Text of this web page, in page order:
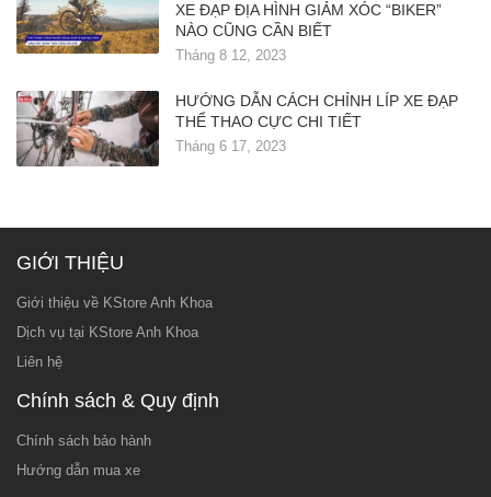
XE ĐẠP ĐỊA HÌNH GIẢM XÓC “BIKER”
NÀO CŨNG CẦN BIẾT
Tháng 8 12, 2023
HƯỚNG DẪN CÁCH CHỈNH LÍP XE ĐẠP
THỂ THAO CỰC CHI TIẾT
Tháng 6 17, 2023
GIỚI THIỆU
Giới thiệu về KStore Anh Khoa
Dịch vụ tại KStore Anh Khoa
Liên hệ
Chính sách & Quy định
Chính sách bảo hành
Hướng dẫn mua xe